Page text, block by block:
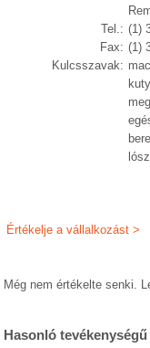
Tel.: (1)
Fax: (1)
Kulcsszavak:
Értékelje a vállalkozást >
Még nem értékelte senki.
Hasonló